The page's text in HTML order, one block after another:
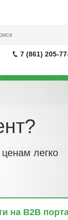
7 (861) 205-
вводы
легко
на B2B